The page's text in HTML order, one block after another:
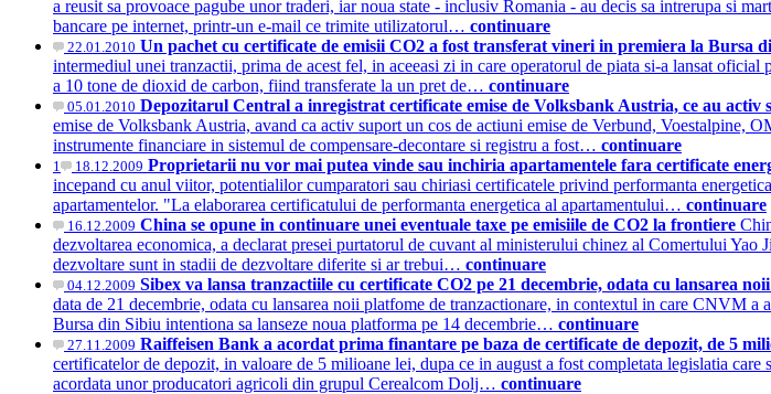
a reusit sa provoace pagube unor traderi, iar noua state - inclusiv Romania - au decis sa intrerupa si
bancare pe internet, printr-un e-mail ce trimite utilizatorul… continuare
22.01.2010 Un pachet cu certificate de emisii CO2 a fost transferat vineri in premiera la Bursa
intermediul unei tranzactii, prima de acest fel, in aceeasi zi in care operatorul de piata si-a lansat
a 10 tone de dioxid de carbon, fiind transferate la un pret de… continuare
05.01.2010 Depozitarul Central a inregistrat certificate emise de Volksbank Austria, ce au activ
emise de Volksbank Austria, avand ca activ suport un cos de actiuni emise de Verbund,
instrumente financiare in sistemul de compensare-decontare si registru a fost… continuare
1 18.12.2009 Proprietarii nu vor mai putea vinde sau inchiria apartamentele fara certificate
incepand cu anul viitor, potentialilor cumparatori sau chiriasi certificatele privind performanta
apartamentelor. "La elaborarea certificatului de performanta energetica al apartamentului… continuare
16.12.2009 China se opune in continuare unei eventuale taxe pe emisiile de CO2 la frontiere
dezvoltarea economica, a declarat presei purtatorul de cuvant al ministerului chinez al Comertului
dezvoltare sunt in stadii de dezvoltare diferite si ar trebui… continuare
04.12.2009 Sibex va lansa tranzactiile cu certificate CO2 pe 21 decembrie, odata cu lansarea
data de 21 decembrie, odata cu lansarea noii platfome de tranzactionare, in contextul in care CNVM
Bursa din Sibiu intentiona sa lanseze noua platforma pe 14 decembrie… continuare
27.11.2009 Raiffeisen Bank a acordat prima finantare pe baza de certificate de depozit, de 5
certificatelor de depozit, in valoare de 5 milioane lei, dupa ce in august a fost completata legislatia
acordata unor producatori agricoli din grupul Cerealcom Dolj… continuare